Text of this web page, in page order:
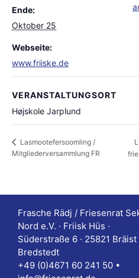
Ende:
Oktober 25
Webseite:
www.friiske.de
VERANSTALTUNGSORT
Højskole Jarplund
Lasmootefersoomling /
Mitgliederversammlung FR
Frasche Rädj / Friesenrat
Nord e.V. · Friisk Hüs ·
Süderstraße 6 · 25821 Bräist
Bredstedt
+49 (0)4671 60 241 50 •